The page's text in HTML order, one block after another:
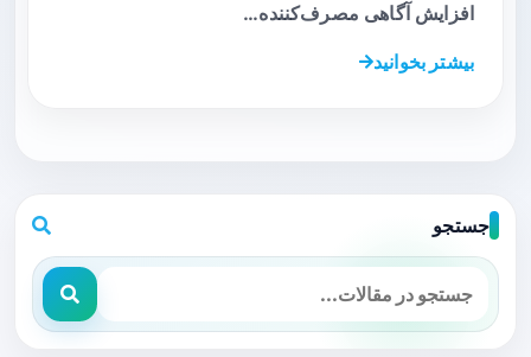
افزایش آگاهی مصرف‌کننده…
بیشتر بخوانید
جستجو